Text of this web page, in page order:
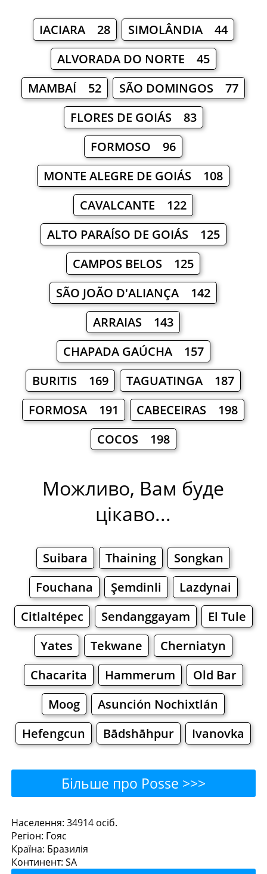
IACIARA 28
SIMOLÂNDIA 44
ALVORADA DO NORTE 45
MAMBAÍ 52
SÃO DOMINGOS 77
FLORES DE GOIÁS 83
FORMOSO 96
MONTE ALEGRE DE GOIÁS 108
CAVALCANTE 122
ALTO PARAÍSO DE GOIÁS 125
CAMPOS BELOS 125
SÃO JOÃO D'ALIANÇA 142
ARRAIAS 143
CHAPADA GAÚCHA 157
BURITIS 169
TAGUATINGA 187
FORMOSA 191
CABECEIRAS 198
COCOS 198
Можливо, Вам буде
цікаво...
Suibara Thaining
Songkan
Fouchana
Şemdinli
Lazdynai
Citlaltépec
Sendanggayam
El Tule
Yates
Tekwane
Cherniatyn
Chacarita
Hammerum
Old Bar
Moog
Asunción Nochixtlán
Hefengcun
Bādshāhpur Ivanovka
Більше про Posse >>>
Posse - Де поїсти або
перекусити?
Населення: 34914 осiб.
Регiон: Гояс
Країна: Бразилія
Континент: SA